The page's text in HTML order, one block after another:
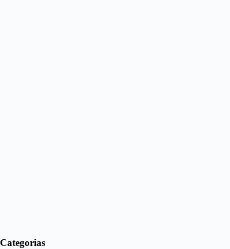
Categorias